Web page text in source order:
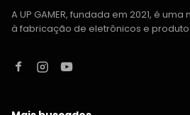
A UP GAMER, fundada em 2021, é
à fabricação de eletrônicos e